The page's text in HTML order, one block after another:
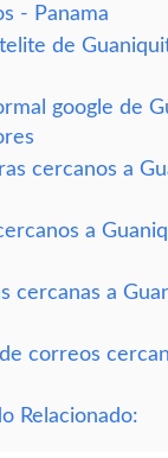
- Panama
de
google de
cercanos a
a
cercanas a
correos
Relacionado: